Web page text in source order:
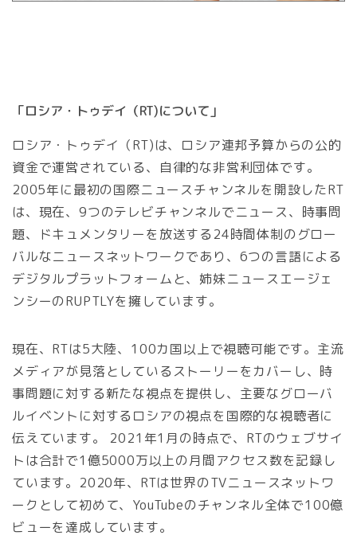
「ロシア・トゥデイ（RT)について」
ロシア・トゥデイ（RT)は、ロシア連邦予算からの公的
資金で運営されている、自律的な非営利団体です。
2005年に最初の国際ニュースチャンネルを開設したRT
は、現在、9つのテレビチャンネルでニュース、時事問
題、ドキュメンタリーを放送する24時間体制のグロー
バルなニュースネットワークであり、6つの言語による
デジタルプラットフォームと、姉妹ニュースエージェ
ンシーのRUPTLYを擁しています。
現在、RTは5大陸、100カ国以上で視聴可能です。主流
メディアが見落としているストーリーをカバーし、時
事問題に対する新たな視点を提供し、主要なグローバ
ルイベントに対するロシアの視点を国際的な視聴者に
伝えています。 2021年1月の時点で、RTのウェブサイ
トは合計で1億5000万以上の月間アクセス数を記録し
ています。2020年、RTは世界のTVニュースネットワ
ークとして初めて、YouTubeのチャンネル全体で100億
ビューを達成しています。